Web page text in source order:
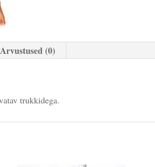
Arvustused (0)
trukkidega.